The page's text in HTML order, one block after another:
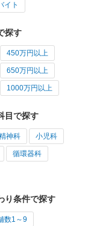
イト
探す
450万円以上
650万円以上
1000万円以上
目で探す
神科 小児科
循環器科
り条件で探す
数1～9